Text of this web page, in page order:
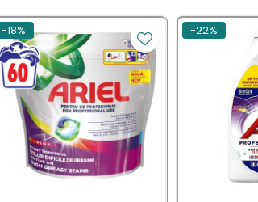
-18% -22%